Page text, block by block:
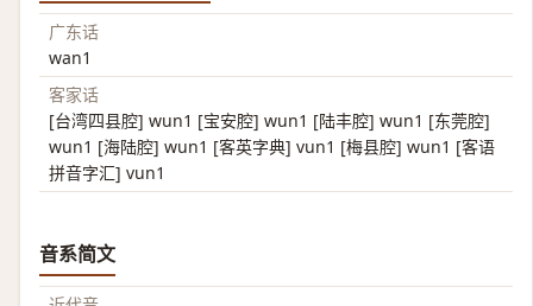
广东话
wan1
客家话
[台湾四县腔] wun1 [宝安腔] wun1 [陆丰腔] wun1 [东莞腔]
wun1 [海陆腔] wun1 [客英字典] vun1 [梅县腔] wun1 [客语
拼音字汇] vun1
音系简文